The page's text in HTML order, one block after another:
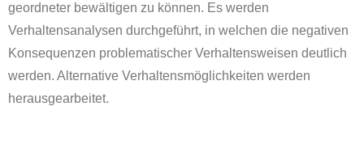
geordneter bewältigen zu können. Es werden
Verhaltensanalysen durchgeführt, in welchen die negativen
Konsequenzen problematischer Verhaltensweisen deutlich
werden. Alternative Verhaltensmöglichkeiten werden
herausgearbeitet.